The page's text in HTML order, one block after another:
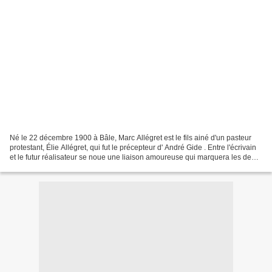
Né le 22 décembre 1900 à Bâle, Marc Allégret est le fils ainé d'un pasteur
protestant, Élie Allégret, qui fut le précepteur d' André Gide . Entre l'écrivain
et le futur réalisateur se noue une liaison amoureuse qui marquera les deux